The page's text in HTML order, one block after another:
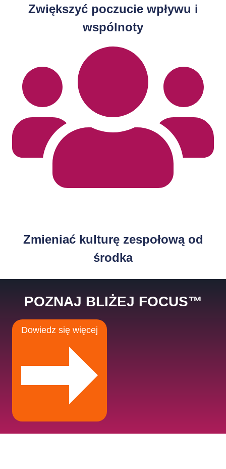
Zwiększyć poczucie wpływu i
wspólnoty
Zmieniać kulturę zespołową od
środka
POZNAJ BLIŻEJ FOCUS™
Dowiedz się więcej